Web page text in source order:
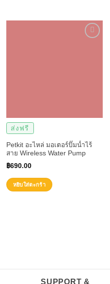
ส่งฟรี
Petkit อะไหล่ มอเตอร์ปั๊มน้ำไร้
สาย Wireless Water Pump
฿690.00
หยิบใส่ตะกร้า
SUPPORT &